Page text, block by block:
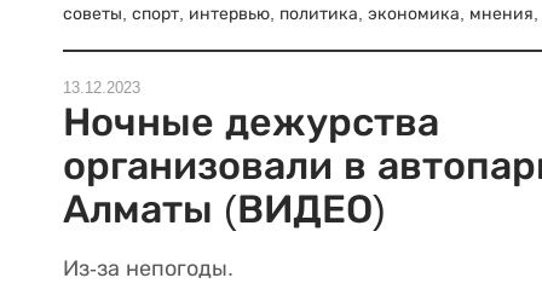
советы, спорт, интервью, политика, экономика, мнения,
13.12.2023
Ночные дежурства
организовали в
Алматы (ВИДЕО)
Из-за непогоды.